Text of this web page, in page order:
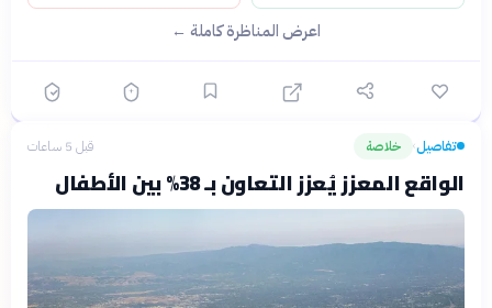
اعرض المناظرة كاملة ←
تفاصيل› خلاصة قبل 5 ساعات
الواقع المعزز يُعزز التعاون بـ 38% بين الأطفال